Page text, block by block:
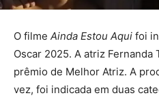
O filme Ainda Estou Aqui foi
Oscar 2025. A atriz Fernanda
prêmio de Melhor Atriz. A
vez, foi indicada em duas